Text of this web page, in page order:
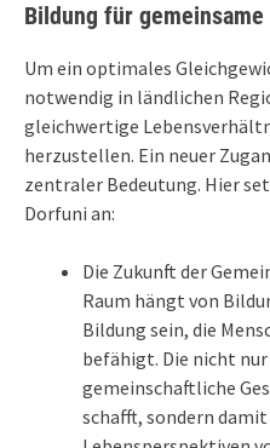
Bildung für gemeinsame
Um ein optimales
notwendig in ländlichen
gleichwertige
herzustellen. Ein neuer
zentraler Bedeutung. Hier
Dorfuni an:
Die Zukunft der
Raum hängt von
Bildung sein, die
befähigt. Die nicht
gemeinschaftliche
schafft, sondern